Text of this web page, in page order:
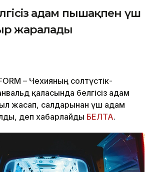
адам пышақпен үш
жаралады
– Чехияның солтүстік-
қаласында белгісіз адам
жасап, салдарынан үш адам
деп хабарлайды БЕЛТА.